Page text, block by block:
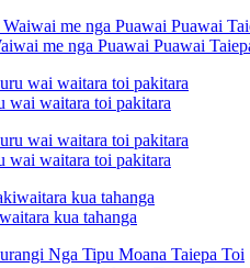
me nga Puawai Puawai
wai waitara toi pakitara
wai waitara toi pakitara
kua tahanga